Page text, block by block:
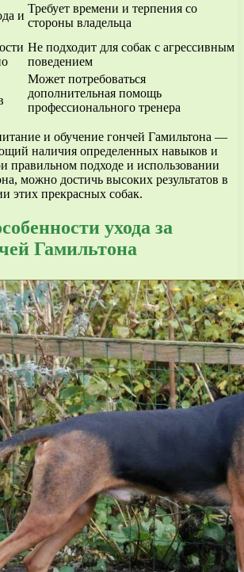
и
Требует времени и терпения со
стороны владельца
Не подходит для собак с агрессивным
поведением
Может потребоваться
дополнительная помощь
профессионального тренера
и обучение гончей Гамильтона —
наличия определенных навыков и
правильном подходе и использовании
можно достичь высоких результатов в
этих прекрасных собак.
ухода за
Гамильтона